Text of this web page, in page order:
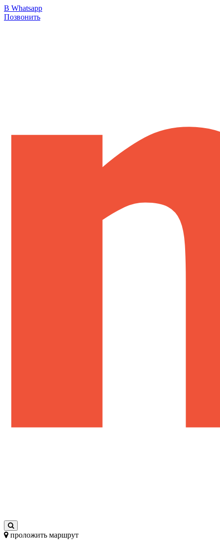
В Whatsapp
Позвонить
проложить маршрут